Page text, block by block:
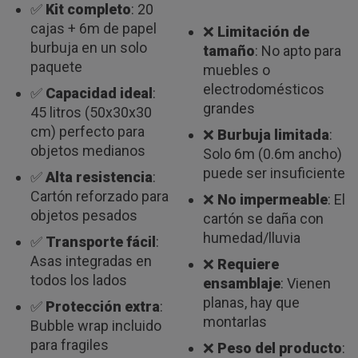
✅ Kit completo: 20
cajas + 6m de papel
burbuja en un solo
paquete
✅ Capacidad ideal :
45 litros (50x30x30
cm) perfecto para
objetos medianos
✅Alta resistencia:
Cartón reforzado para
objetos pesados
✅ Transporte fácil :
Asas integradas en
todos los lados
✅ Protección extra:
Bubble wrap incluido
para fragiles
❌ Limitación de
tamaño: No apto para
muebles o
electrodomésticos
grandes
❌ Burbuja limitada:
Solo 6m (0.6m ancho)
puede ser insuficiente
❌ No impermeable: El
cartón se daña con
humedad/lluvia
❌ Requiere
ensamblaje: Vienen
planas, hay que
montarlas
❌ Peso del producto: